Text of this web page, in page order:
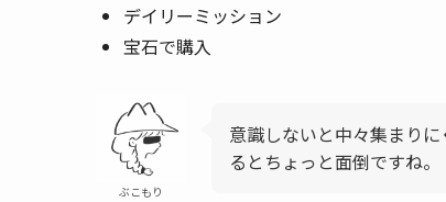
デイリーミッション
宝石で購入
ぶこもり
意識しないと中々集まり
るとちょっと面倒ですね。